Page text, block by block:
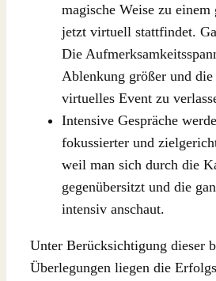
magische Weise zu
jetzt virtuell stattfindet.
Die
Ablenkung größer und
virtuelles Event zu
Intensive Gespräche
fokussierter und
weil man sich durch die
gegenübersitzt und die
intensiv anschaut.
Unter Berücksichtigung dieser
Überlegungen liegen die